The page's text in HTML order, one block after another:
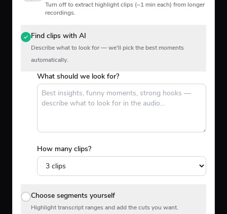
Turn off to extract highlight clips (~1 min each) from longer
recordings.
Find clips with AI
Describe what to look for — we'll pick the best moments
automatically.
What should we look for?
How many clips?
Choose segments yourself
Highlight transcript ranges and add the cuts you want.